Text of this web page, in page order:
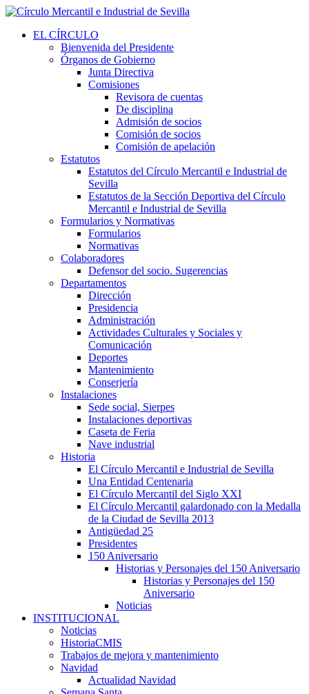
EL CÍRCULO
Bienvenida del Presidente
Órganos de Gobierno
Junta Directiva
Comisiones
Revisora de cuentas
De disciplina
Admisión de socios
Comisión de socios
Comisión de apelación
Estatutos
Estatutos del Círculo Mercantil e Industrial de
Sevilla
Estatutos de la Sección Deportiva del Círculo
Mercantil e Industrial de Sevilla
Formularios y Normativas
Formularios
Normativas
Colaboradores
Defensor del socio. Sugerencias
Departamentos
Dirección
Presidencia
Administración
Actividades Culturales y Sociales y
Comunicación
Deportes
Mantenimiento
Conserjería
Instalaciones
Sede social, Sierpes
Instalaciones deportivas
Caseta de Feria
Nave industrial
Historia
El Círculo Mercantil e Industrial de Sevilla
Una Entidad Centenaria
El Círculo Mercantil del Siglo XXI
El Círculo Mercantil galardonado con la Medalla
de la Ciudad de Sevilla 2013
Antigüedad 25
Presidentes
150 Aniversario
Historias y Personajes del 150 Aniversario
Historias y Personajes del 150
Aniversario
Noticias
INSTITUCIONAL
Noticias
HistoriaCMIS
Trabajos de mejora y mantenimiento
Navidad
Actualidad Navidad